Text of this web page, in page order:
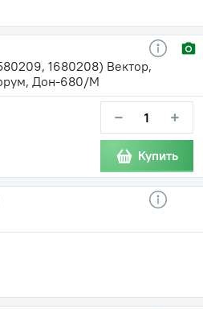
1680208) Вектор,
Дон-680/М
− +
Купить